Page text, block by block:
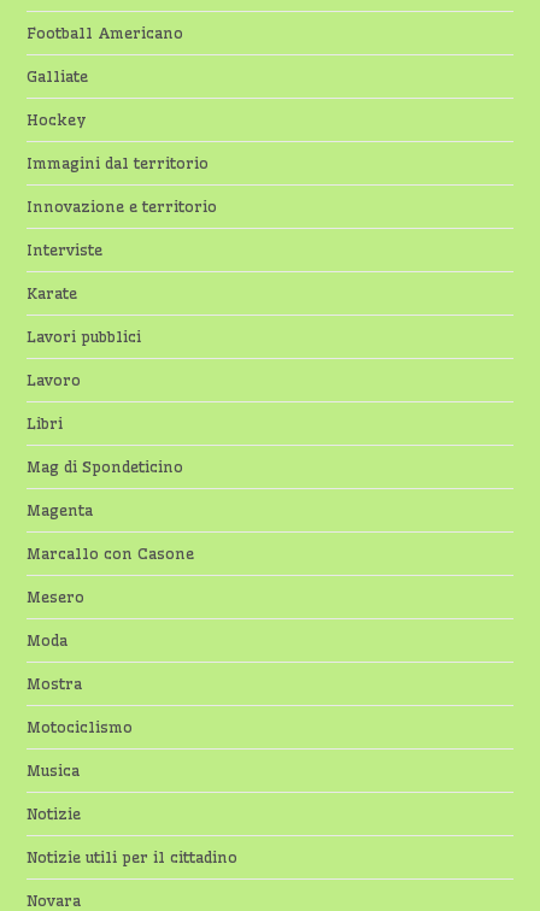
Football Americano
Galliate
Hockey
Immagini dal territorio
Innovazione e territorio
Interviste
Karate
Lavori pubblici
Lavoro
Libri
Mag di Spondeticino
Magenta
Marcallo con Casone
Mesero
Moda
Mostra
Motociclismo
Musica
Notizie
Notizie utili per il cittadino
Novara